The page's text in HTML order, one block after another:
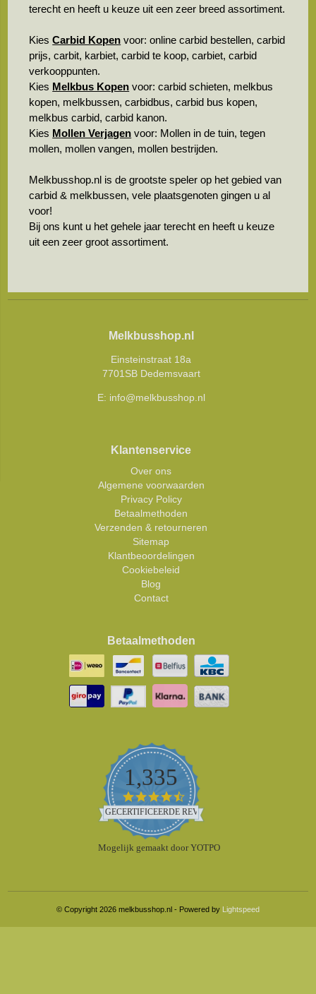
terecht en heeft u keuze uit een zeer breed assortiment.
KiesCarbid Kopen voor: online carbid bestellen, carbid
prijs, carbit, karbiet, carbid te koop, carbiet, carbid
verkooppunten.
Kies Melkbus Kopen voor: carbid schieten, melkbus
kopen, melkbussen, carbidbus, carbid bus kopen,
melkbus carbid, carbid kanon.
Kies Mollen Verjagen voor: Mollen in de tuin, tegen
mollen, mollen vangen, mollen bestrijden.
Melkbusshop.nl is de grootste speler op het gebied van
carbid & melkbussen, vele plaatsgenoten gingen u al
voor!
Bij ons kunt u het gehele jaar terecht en heeft u keuze
uit een zeer groot assortiment.
Melkbusshop.nl
Einsteinstraat 18a
7701SB Dedemsvaart
E: info@melkbusshop.nl
Klantenservice
Over ons
Algemene voorwaarden
Privacy Policy
Betaalmethoden
Verzenden & retourneren
Sitemap
Klantbeoordelingen
Cookiebeleid
Blog
Contact
Betaalmethoden
1,335
4.5
star
rating
GECERTIFICEERDE REVIEWS
Mogelijk gemaakt door YOTPO
© Copyright 2026 melkbusshop.nl - Powered by Lightspeed